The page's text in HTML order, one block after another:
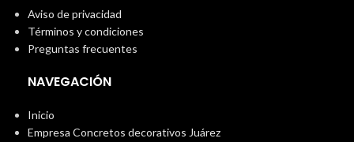
Aviso de privacidad
Términos y condiciones
Preguntas frecuentes
NAVEGACIÓN
Inicio
Empresa Concretos decorativos Juárez